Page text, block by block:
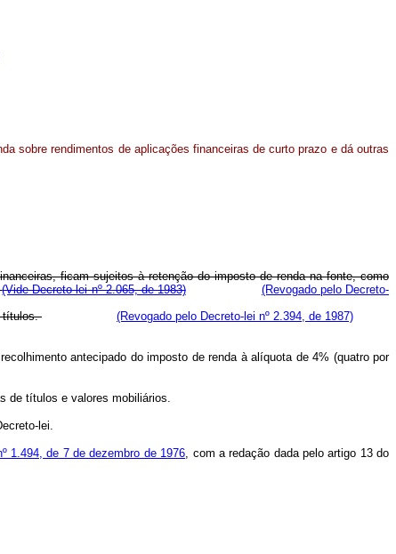
sobre rendimentos de aplicações financeiras de curto prazo e dá outras
ficam sujeitos à retenção do imposto de renda na fonte, como
(Vide Decreto-lei nº 2.065, de 1983)
(Revogado pelo Decreto-
títulos.
(Revogado pelo Decreto-lei nº 2.394, de 1987)
antecipado do imposto de renda à alíquota de 4% (quatro por
de títulos e valores mobiliários.
lei.
1.494, de 7 de dezembro de 1976 , com a redação dada pelo artigo 13 do